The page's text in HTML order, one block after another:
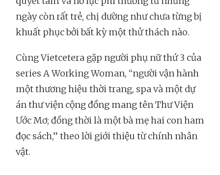
ngày còn rất trẻ, chị dường như chưa từng bị
khuất phục bởi bất kỳ một thử thách nào.
Cùng Vietcetera gặp người phụ nữ thứ 3 của
series A Working Woman, “người vận hành
một thương hiệu thời trang, spa và một dự
án thư viện cộng đồng mang tên Thư Viện
Ước Mơ; đồng thời là một bà mẹ hai con ham
đọc sách,” theo lời giới thiệu từ chính nhân
vật.